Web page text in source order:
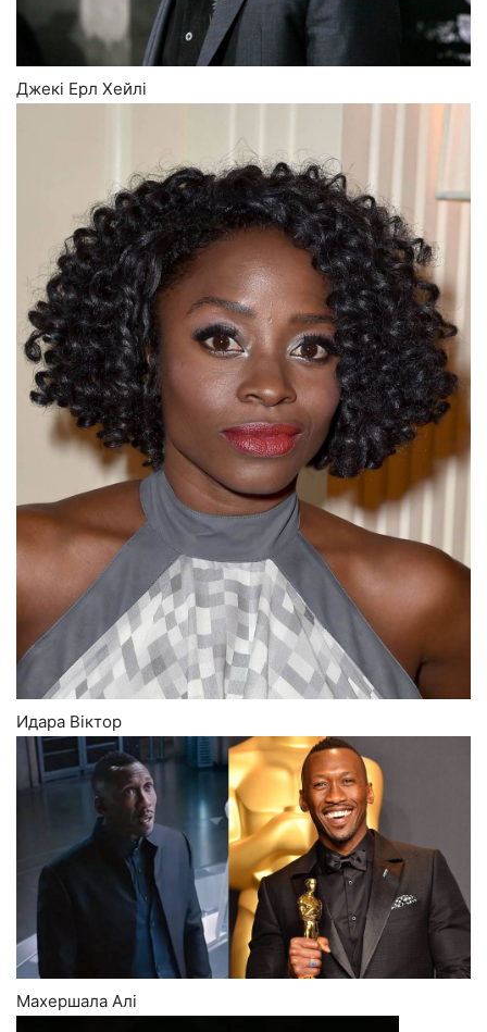
Джекі Ерл Хейлі
Идара Віктор
Махершала Алі